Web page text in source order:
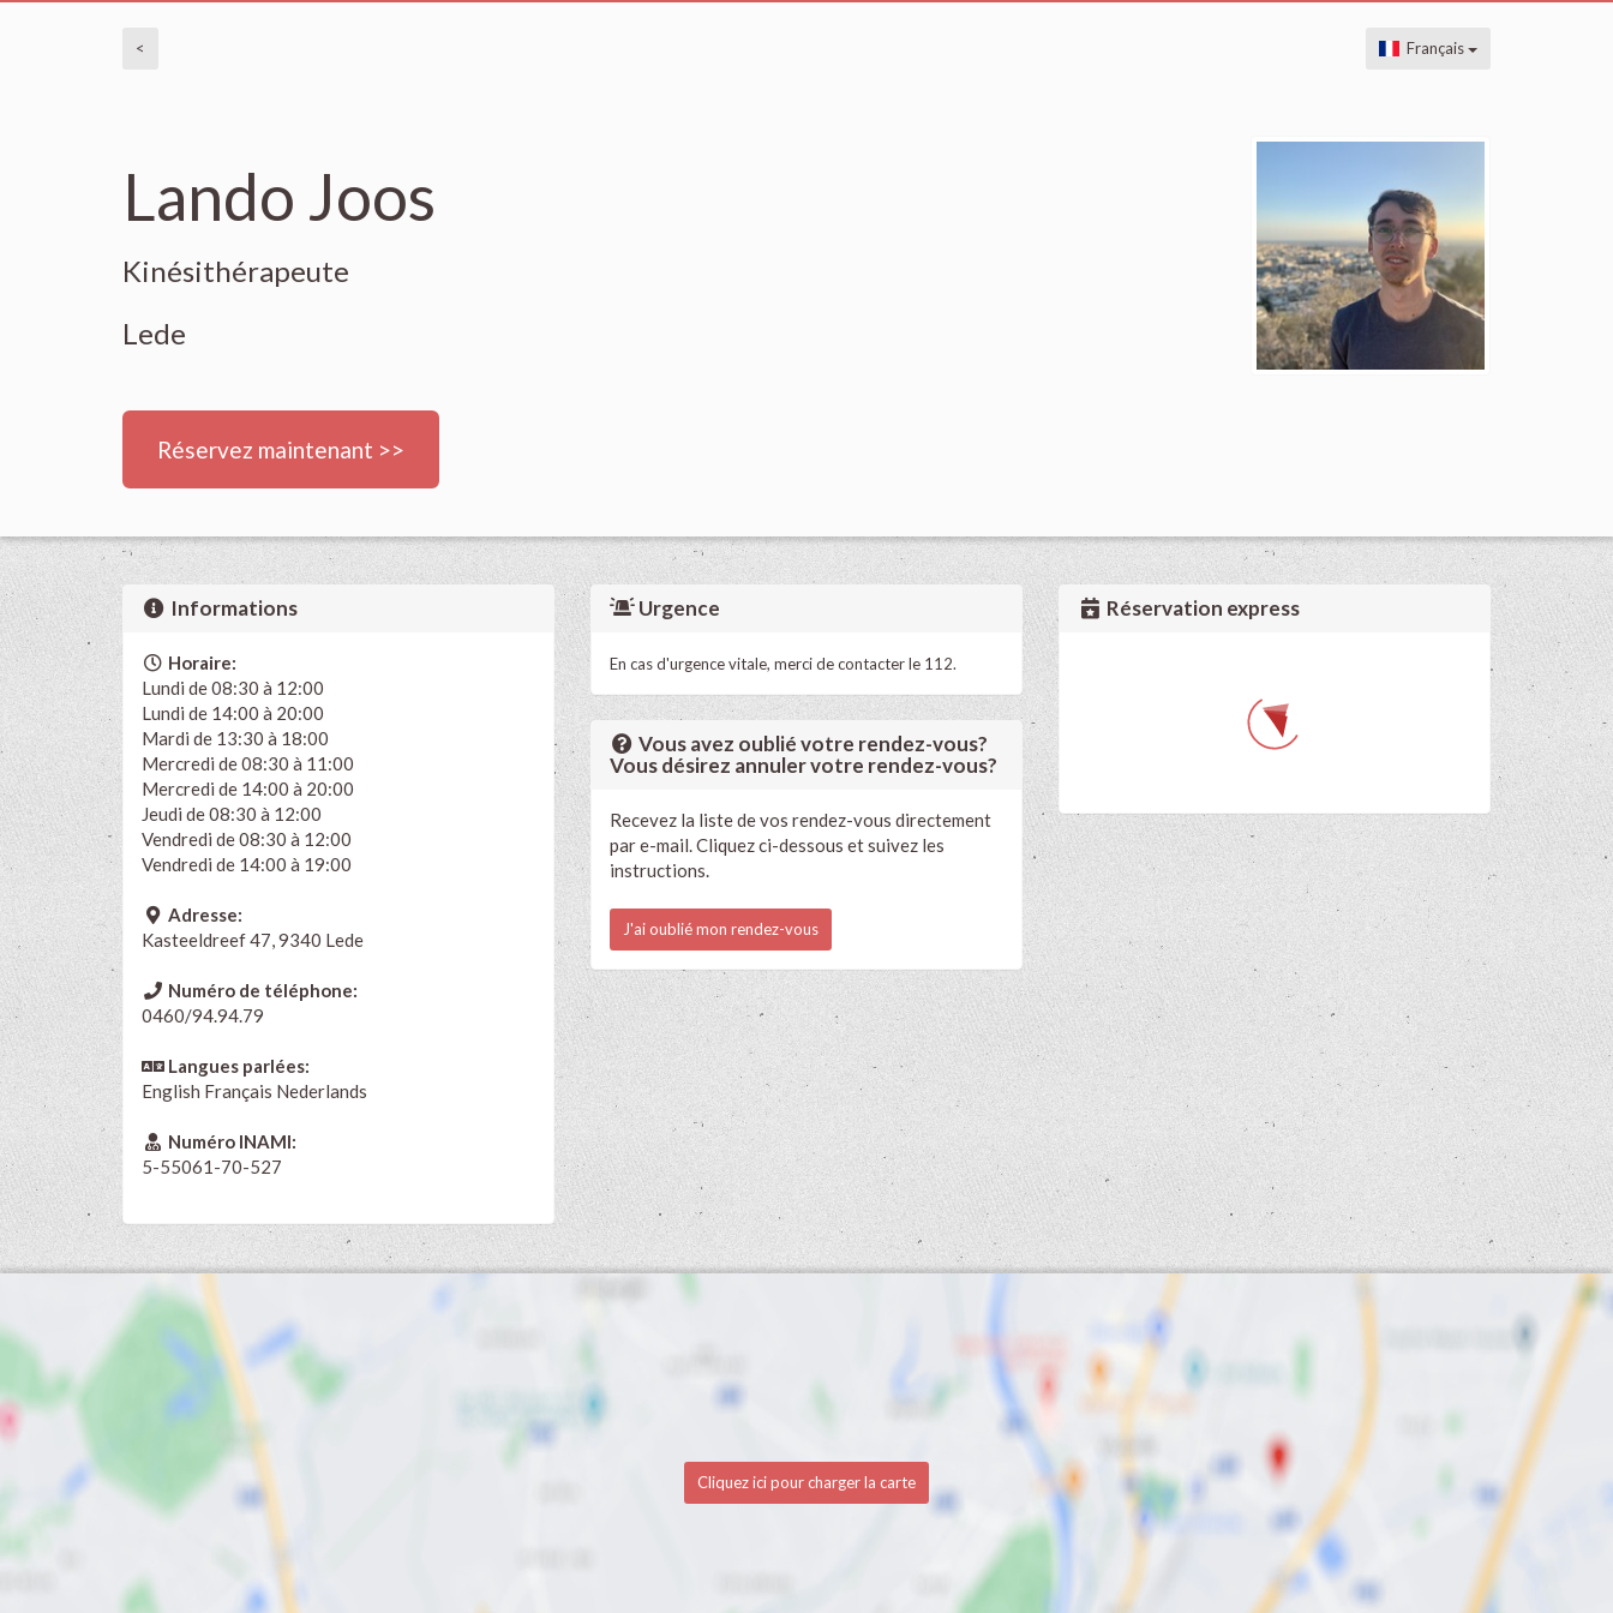
< Français
Lando Joos
Kinésithérapeute
Lede
Réservez maintenant >>
Informations
Horaire:
Lundi de 08:30 à 12:00
Lundi de 14:00 à 20:00
Mardi de 13:30 à 18:00
Mercredi de 08:30 à 11:00
Mercredi de 14:00 à 20:00
Jeudi de 08:30 à 12:00
Vendredi de 08:30 à 12:00
Vendredi de 14:00 à 19:00
Adresse:
Kasteeldreef 47, 9340 Lede
Numéro de téléphone:
0460/94.94.79
Langues parlées:
English Français Nederlands
Numéro INAMI:
5-55061-70-527
Urgence
En cas d'urgence vitale, merci de contacter le 112.
Vous avez oublié votre rendez-vous?
Vous désirez annuler votre rendez-vous?
Recevez la liste de vos rendez-vous directement
par e-mail. Cliquez ci-dessous et suivez les
instructions.
J'ai oublié mon rendez-vous
Réservation express
Cliquez ici pour charger la carte